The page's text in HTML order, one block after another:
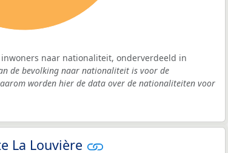
naar nationaliteit, onderverdeeld in
de bevolking naar nationaliteit is voor de
worden hier de data over de nationaliteiten voor
La Louvière